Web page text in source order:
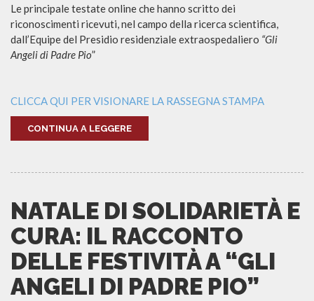
Le principale testate online che hanno scritto dei
riconoscimenti ricevuti, nel campo della ricerca scientifica,
dall’Equipe del Presidio residenziale extraospedaliero “Gli
Angeli di Padre Pio”
CLICCA QUI PER VISIONARE LA RASSEGNA STAMPA
CONTINUA A LEGGERE
NATALE DI SOLIDARIETÀ E
CURA: IL RACCONTO
DELLE FESTIVITÀ A “GLI
ANGELI DI PADRE PIO”